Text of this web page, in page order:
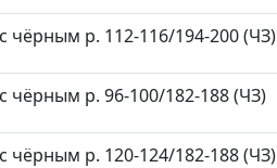
р. 112-116/194-200 (ЧЗ)
р. 96-100/182-188 (ЧЗ)
р. 120-124/182-188 (ЧЗ)